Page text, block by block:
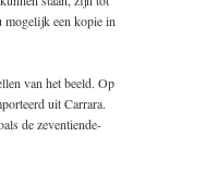
een kopie in
van het beeld. Op
uit Carrara.
de zeventiende-